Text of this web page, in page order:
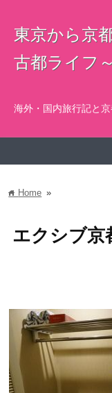
東京から京
古都ライフ～
海外・国内旅行記と
home Home »
エクシブ京